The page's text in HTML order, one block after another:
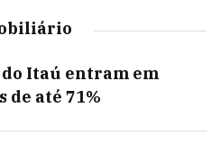
do Itaú entram em
de até 71%